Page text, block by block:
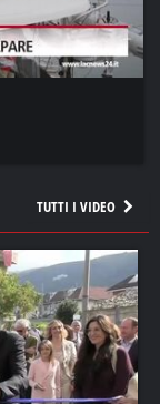
TUTTI I VIDEO